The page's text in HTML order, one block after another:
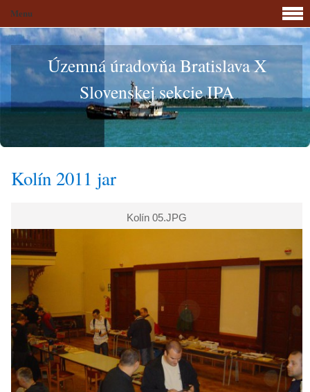
Územná úradovňa Bratislava X
Slovenskej sekcie IPA
Kolín 2011 jar
Kolín 05.JPG
Menu